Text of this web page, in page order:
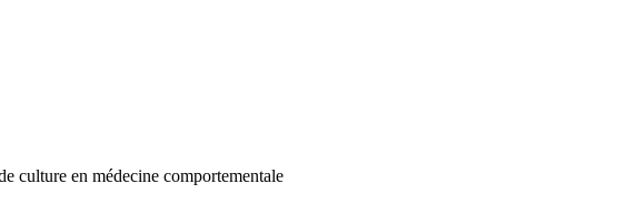
culture en médecine comportementale